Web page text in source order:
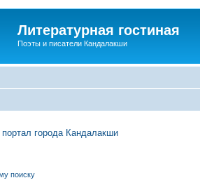
Литературная гостиная
Поэты и писатели Кандалакши
города Кандалакши
поиску